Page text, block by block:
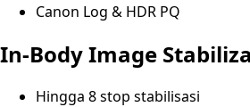
Canon Log & HDR PQ
In-Body Image
Hingga 8 stop stabilisasi